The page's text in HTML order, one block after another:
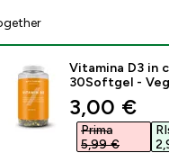
Select this product -
Vitamina D3 in
30Softgel -
3,00 €‎
Prima
5,99 €‎